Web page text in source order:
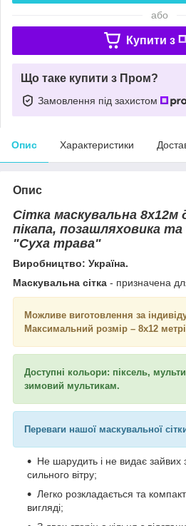
або
Купити з
Що таке купити з Пром?
Замовлення під захистом
Опис Характеристики
Опис
Сітка маскувальна 8х12м
пікапа, позашляховика та
"Суха трава"
Виробництво: Україна.
Маскувальна сітка - призначена
Можливе виготовлення за
Максимальний розмір – 8х12
Доступні кольори: піксель,
зимовий мультикам.
Переваги нашої маскувальної
Не шарудить і не видає зайвих
сильного вітру;
Легко розкладається та
вигляді;